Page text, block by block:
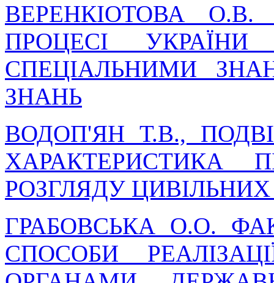
ВЕРЕНКІОТОВА
ПРОЦЕСІ
СПЕЦІАЛЬНИМИ
ЗНАНЬ
ВОДОП'ЯН Т.В.,
ХАРАКТЕРИСТИКА
РОЗГЛЯДУ
ГРАБОВСЬКА О.О.
СПОСОБИ